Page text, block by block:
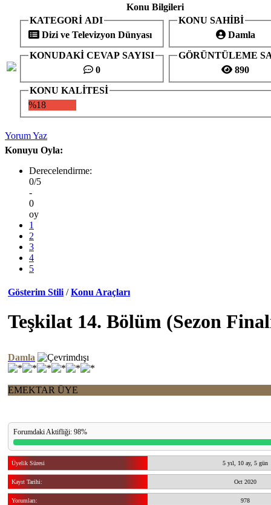
Konu Bilgileri
KATEGORİ ADI
Dizi ve Televizyon Dünyası
KONU SAHİBİ
Damla
KONUDAKİ CEVAP SAYISI
0
GÖRÜNTÜLEME
890
KONU KALİTESİ
%18
Yorum Yaz
Konuyu Oyla:
Derecelendirme:
0/5
-
0
oy
1
2
3
4
5
Gösterim Stili / Konu Araçları
Teşkilat 14. Bölüm (Sezon
Damla
EMEKTAR ÜYE
Forumdaki Aktifliği: 98%
Üyelik Süresi 5 yıl, 10 ay, 5 gün
Kayıt Tarihi: Oct 2020
Yorumları: 978